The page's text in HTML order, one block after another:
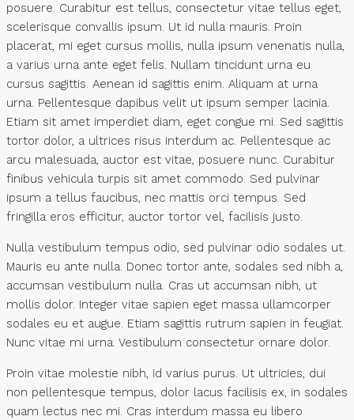
posuere. Curabitur est tellus, consectetur vitae tellus eget,
scelerisque convallis ipsum. Ut id nulla mauris. Proin
placerat, mi eget cursus mollis, nulla ipsum venenatis nulla,
a varius urna ante eget felis. Nullam tincidunt urna eu
cursus sagittis. Aenean id sagittis enim. Aliquam at urna
urna. Pellentesque dapibus velit ut ipsum semper lacinia.
Etiam sit amet imperdiet diam, eget congue mi. Sed sagittis
tortor dolor, a ultrices risus interdum ac. Pellentesque ac
arcu malesuada, auctor est vitae, posuere nunc. Curabitur
finibus vehicula turpis sit amet commodo. Sed pulvinar
ipsum a tellus faucibus, nec mattis orci tempus. Sed
fringilla eros efficitur, auctor tortor vel, facilisis justo.
Nulla vestibulum tempus odio, sed pulvinar odio sodales ut.
Mauris eu ante nulla. Donec tortor ante, sodales sed nibh a,
accumsan vestibulum nulla. Cras ut accumsan nibh, ut
mollis dolor. Integer vitae sapien eget massa ullamcorper
sodales eu et augue. Etiam sagittis rutrum sapien in feugiat.
Nunc vitae mi urna. Vestibulum consectetur ornare dolor.
Proin vitae molestie nibh, id varius purus. Ut ultricies, dui
non pellentesque tempus, dolor lacus facilisis ex, in sodales
quam lectus nec mi. Cras interdum massa eu libero